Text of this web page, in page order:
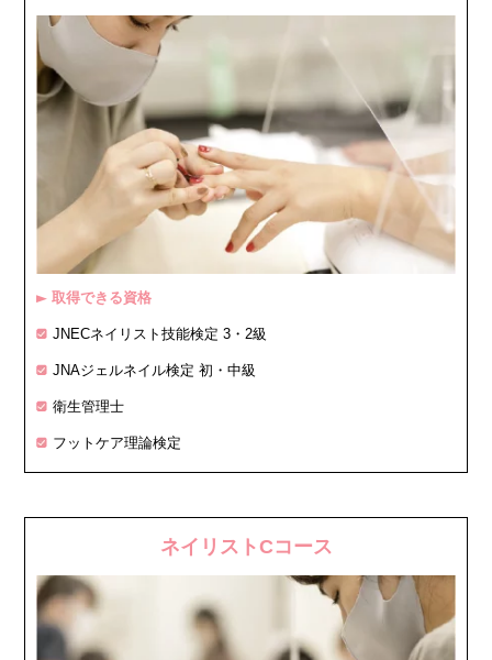
▶ 取得できる資格
JNECネイリスト技能検定 3・2級
JNAジェルネイル検定 初・中級
衛生管理士
フットケア理論検定
ネイリストCコース